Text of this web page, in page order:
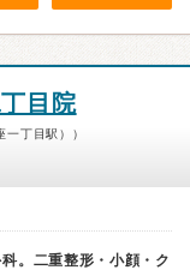
目院
丁目駅））
。二重整形・小顔・ク